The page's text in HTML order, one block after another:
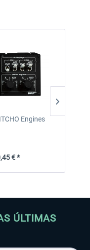
Engines
€ *
ÚLTIMAS